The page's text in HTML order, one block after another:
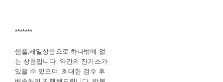
*******
샘플,세일상품으로 하나밖에 없
는 상품입니다. 약간의 잔기스가
있을 수 있으며, 최대한 검수 후